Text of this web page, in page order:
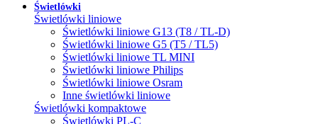
Świetlówki
Świetlówki liniowe
Świetlówki liniowe G13 (T8 / TL-D)
Świetlówki liniowe G5 (T5 / TL5)
Świetlówki liniowe TL MINI
Świetlówki liniowe Philips
Świetlówki liniowe Osram
Inne świetlówki liniowe
Świetlówki kompaktowe
Świetlówki PL-C